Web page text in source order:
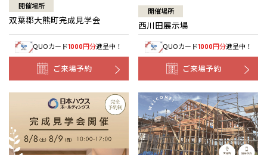
開催場所
双葉郡大熊町完成見学会
QUOカード1000円分進呈中！
ご来場予約
開催場所
西川田展示場
QUOカード1000円分進呈中！
ご来場予約